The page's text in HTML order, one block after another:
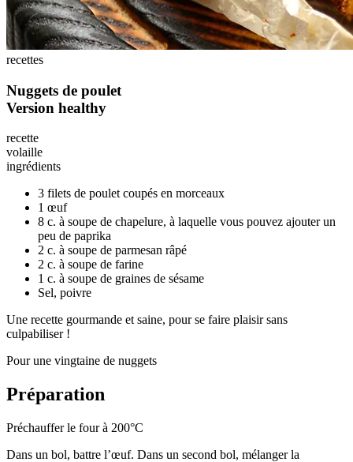
recettes
Nuggets de poulet
Version healthy
recette
volaille
ingrédients
3 filets de poulet coupés en morceaux
1 œuf
8 c. à soupe de chapelure, à laquelle vous pouvez ajouter un
peu de paprika
2 c. à soupe de parmesan râpé
2 c. à soupe de farine
1 c. à soupe de graines de sésame
Sel, poivre
Une recette gourmande et saine, pour se faire plaisir sans
culpabiliser !
Pour une vingtaine de nuggets
Préparation
Préchauffer le four à 200°C
Dans un bol, battre l’œuf. Dans un second bol, mélanger la